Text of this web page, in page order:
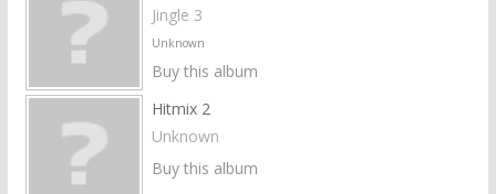
Jingle 3
Unknown
Buy this album
Hitmix 2
Unknown
Buy this album